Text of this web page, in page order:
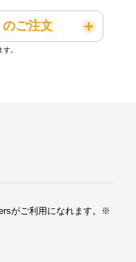
ご注文
。
がご利用になれます。※